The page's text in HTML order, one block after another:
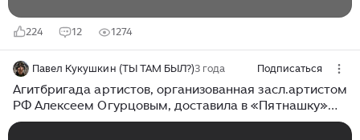
224 12 1274
Павел Кукушкин (ТЫ ТАМ БЫЛ?)3 года Подписаться
Агитбригада артистов, организованная засл.артистом
РФ Алексеем Огурцовым, доставила в «Пятнашку»
гуманитарный груз.